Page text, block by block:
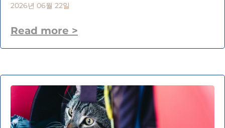
2026년 06월 22일
Read more >